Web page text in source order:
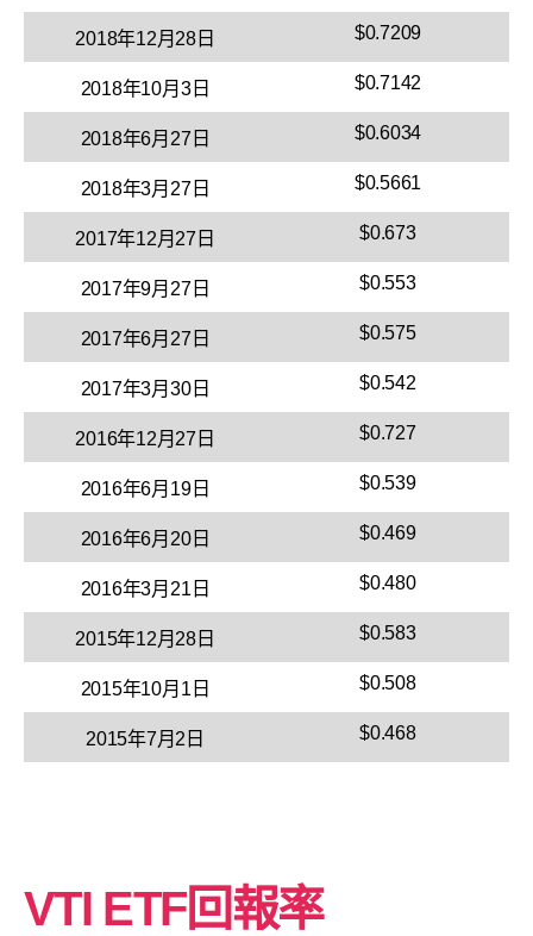
2018年12月28日 $0.7209
2018年10月3日 $0.7142
2018年6月27日 $0.6034
2018年3月27日 $0.5661
2017年12月27日 $0.673
2017年9月27日 $0.553
2017年6月27日 $0.575
2017年3月30日 $0.542
2016年12月27日 $0.727
2016年6月19日 $0.539
2016年6月20日 $0.469
2016年3月21日 $0.480
2015年12月28日 $0.583
2015年10月1日 $0.508
2015年7月2日 $0.468
VTI ETF回報率